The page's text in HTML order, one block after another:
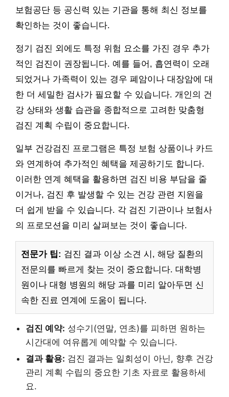
보험공단 등 공신력 있는 기관을 통해 최신 정보를
확인하는 것이 좋습니다.
정기 검진 외에도 특정 위험 요소를 가진 경우 추가
적인 검진이 권장됩니다. 예를 들어, 흡연력이 오래
되었거나 가족력이 있는 경우 폐암이나 대장암에 대
한 더 세밀한 검사가 필요할 수 있습니다. 개인의 건
강 상태와 생활 습관을 종합적으로 고려한 맞춤형
검진 계획 수립이 중요합니다.
일부 건강검진 프로그램은 특정 보험 상품이나 카드
와 연계하여 추가적인 혜택을 제공하기도 합니다.
이러한 연계 혜택을 활용하면 검진 비용 부담을 줄
이거나, 검진 후 발생할 수 있는 건강 관련 지원을
더 쉽게 받을 수 있습니다. 각 검진 기관이나 보험사
의 프로모션을 미리 살펴보는 것이 좋습니다.
전문가 팁: 검진 결과 이상 소견 시, 해당 질환의
전문의를 빠르게 찾는 것이 중요합니다. 대학병
원이나 대형 병원의 해당 과를 미리 알아두면 신
속한 진료 연계에 도움이 됩니다.
검진 예약: 성수기(연말, 연초)를 피하면 원하는
시간대에 여유롭게 예약할 수 있습니다.
결과 활용: 검진 결과는 일회성이 아닌, 향후 건강
관리 계획 수립의 중요한 기초 자료로 활용하세
요.